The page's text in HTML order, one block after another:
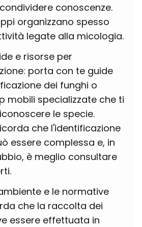
conoscenze.
organizzano spesso
legate alla micologia.
e risorse per
porta con te guide
dei funghi o
mobili specializzate che ti
le specie.
che l'identificazione
essere complessa e, in
è meglio consultare
e le normative
che la raccolta dei
essere effettuata in